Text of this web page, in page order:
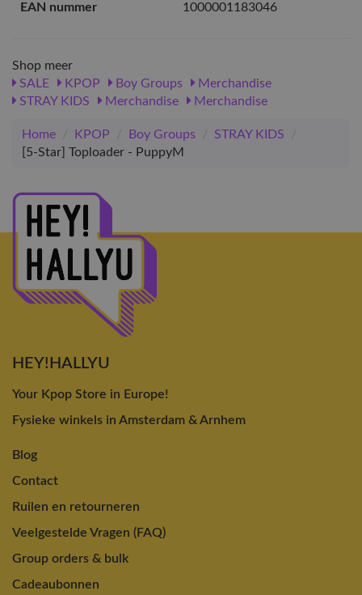
EAN nummer
1000001183046
Shop meer
SALE
KPOP Boy Groups
Merchandise
STRAY KIDS
Merchandise Merchandise
Home / KPOP / Boy Groups / STRAY KIDS
/
[5-Star] Toploader - PuppyM
HEY!HALLYU
Your Kpop Store in Europe!
Fysieke winkels in Amsterdam & Arnhem
Blog
Contact
Ruilen en retourneren
Veelgestelde Vragen (FAQ)
Group orders & bulk
Cadeaubonnen